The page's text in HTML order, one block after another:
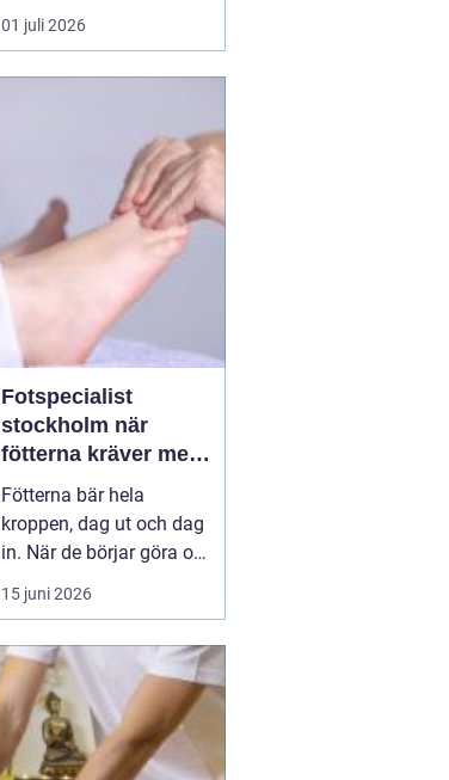
utan att söka hjälp.
Andra har råkat ut för en
släppa. En legitimerad
sjukgymnast kan då
göra stor skillnad.
Genom n...
01 juli 2026
Fotspecialist
stockholm när
fötterna kräver mer
än vanliga sulor
Fötterna bär hela
kroppen, dag ut och dag
in. När de börjar göra ont
påverkas mer än bara
stegen sömn, träning,
lidande. Många försöker
länge med egenvård,
inlägg från sportbutiken
eller vila, men
15 juni 2026